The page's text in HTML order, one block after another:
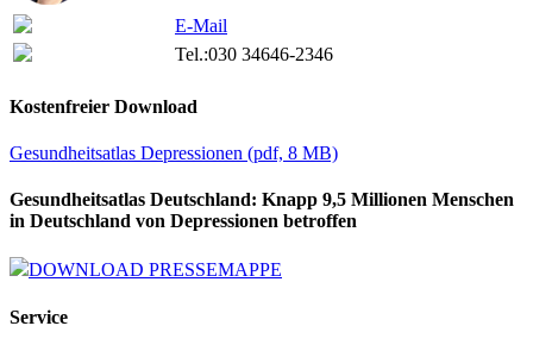
E-Mail
Tel.:030 34646-2346
Kostenfreier Download
Gesundheitsatlas Depressionen (pdf, 8 MB)
Gesundheitsatlas Deutschland: Knapp 9,5 Millionen Menschen
in Deutschland von Depressionen betroffen
DOWNLOAD PRESSEMAPPE
Service